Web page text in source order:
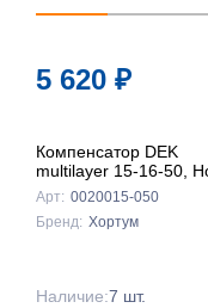
5 620 ₽
Компенсатор DEK
multilayer 15-16-50,
Арт: 0020015-050
Бренд: Хортум
Наличие:7 шт.